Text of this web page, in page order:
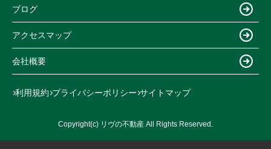
ブログ
アクセスマップ
会社概要
利用規約 プライバシーポリシー サイトマップ
Copyright(c) リヴの不動産 All Rights Reserved.